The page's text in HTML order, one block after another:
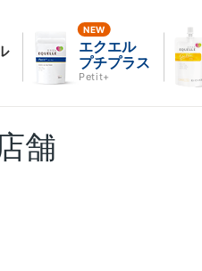
エクエル
プチプラス
Petit+
舗